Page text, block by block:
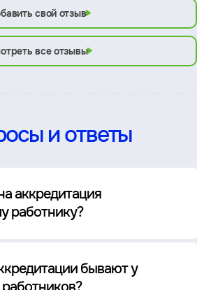
свой отзыв
все отзывы
и ответы
аккредитация
работнику?
бывают у